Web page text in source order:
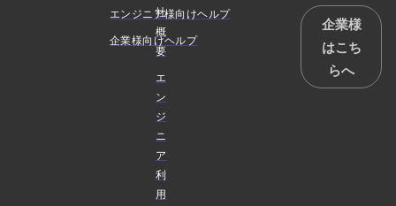
社
概
要
エ
ン
ジ
ニ
ア
利
用
エンジニア様向けヘルプ
企業様向けヘルプ
企業様
はこち
らへ